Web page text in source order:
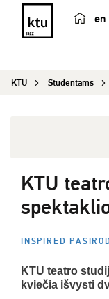
en
KTU Studentams
KTU
INSPIRED
KTU teatro
kviečia išvysti